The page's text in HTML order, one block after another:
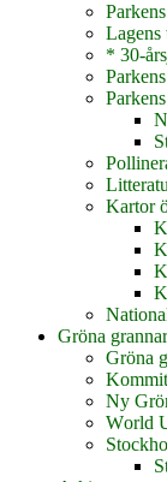
Lagens
* 30-
Kartor
Gröna grannar
Gröna
Ny
World